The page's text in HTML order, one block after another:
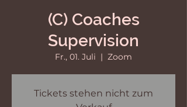
(C) Coaches
Supervision
Fr., 01. Juli
  |
Zoom
Tickets stehen nicht zum